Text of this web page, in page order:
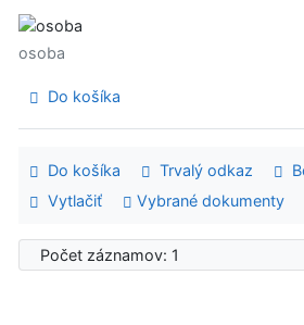
osoba
Do košíka
Do košíka Trvalý odkaz
Vytlačiť
Vybrané dokumenty
Počet záznamov: 1